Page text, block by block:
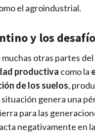
el agroindustrial.
y los
otras partes
productiva como la
de los suelos,
genera una
para las
negativamente en